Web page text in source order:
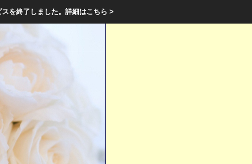
を終了しました。 詳細はこちら >